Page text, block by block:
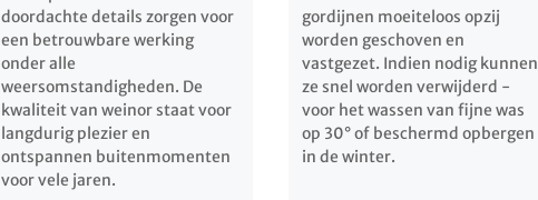
doordachte details zorgen voor
een betrouwbare werking
onder alle
weersomstandigheden. De
kwaliteit van weinor staat voor
langdurig plezier en
ontspannen buitenmomenten
voor vele jaren.
gordijnen moeiteloos opzij
worden geschoven en
vastgezet. Indien nodig kunnen
ze snel worden verwijderd -
voor het wassen van fijne was
op 30° of beschermd opbergen
in de winter.